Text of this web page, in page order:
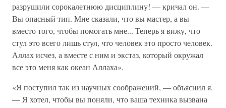
разрушили сорокалетнюю дисциплину! — кричал он. —
Вы опасный тип. Мне сказали, что вы мастер, а вы
вместо того, чтобы помогать мне... Теперь я вижу, что
стул это всего лишь стул, что человек это просто человек.
Аллах исчез, а вместе с ним и экстаз, который окружал
все это меня как океан Аллаха».
«Я поступил так из научных соображений, — объяснил я.
— Я хотел, чтобы вы поняли, что ваша техника вызвана